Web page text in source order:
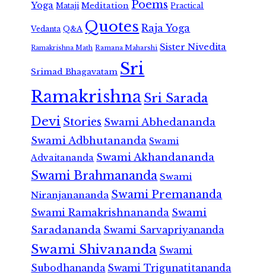
Yoga Mataji Meditation Poems Practical
Vedanta Q&A Quotes Raja Yoga
Ramakrishna Math Ramana Maharshi Sister Nivedita
Srimad Bhagavatam Sri
RamakrishnaSri Sarada
Devi Stories Swami Abhedananda
Swami Adbhutananda Swami
Advaitananda Swami Akhandananda
Swami Brahmananda Swami
Niranjanananda Swami Premananda
Swami Ramakrishnananda Swami
Saradananda Swami Sarvapriyananda
Swami Shivananda Swami
Subodhananda Swami Trigunatitananda